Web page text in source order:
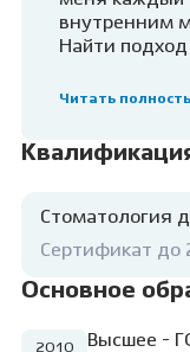
внутренним
Найти
и
люблю свою
Самая
Читать
Стоматология
Сертификат
Основное
2010
Высшее -